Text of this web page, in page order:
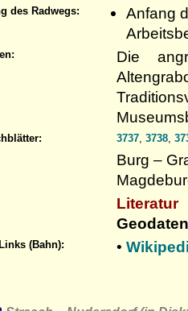
des Radwegs:
Anfang
Die
3737, 3738,
Burg –
Literatur
(Bahn): •